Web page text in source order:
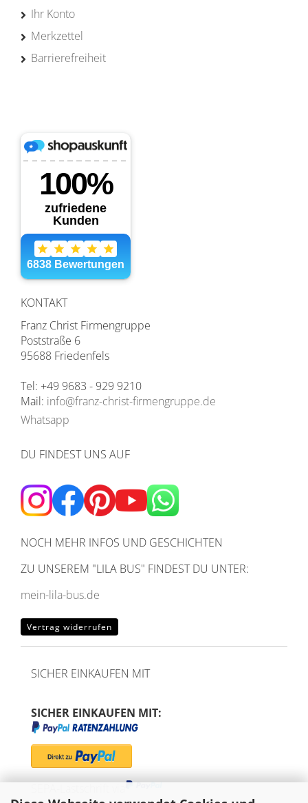
Ihr Konto
Merkzettel
Barrierefreiheit
KONTAKT
Franz Christ Firmengruppe
Poststraße 6
95688 Friedenfels
Tel: +49 9683 - 929 9210
Mail: info@franz-christ-firmengruppe.de
Whatsapp
DU FINDEST UNS AUF
NOCH MEHR INFOS UND GESCHICHTEN
ZU UNSEREM "LILA BUS" FINDEST DU UNTER:
mein-lila-bus.de
Vertrag widerrufen
SICHER EINKAUFEN MIT
SICHER EINKAUFEN MIT: